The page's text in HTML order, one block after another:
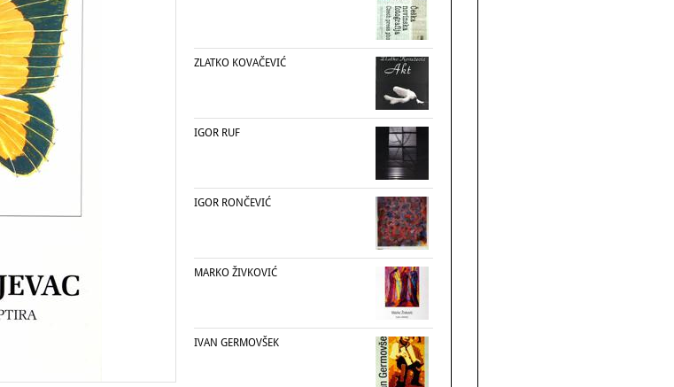
ZLATKO KOVAČEVIĆ
IGOR RUF
IGOR RONČEVIĆ
MARKO ŽIVKOVIĆ
IVAN GERMOVŠEK